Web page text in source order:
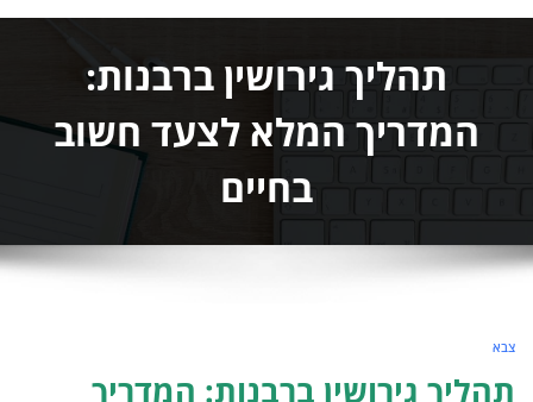
תהליך גירושין ברבנות:
המדריך המלא לצעד חשוב
בחיים
צבא
תהליך גירושין ברבנות: המדריך